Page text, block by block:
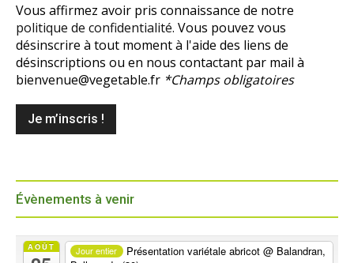
Vous affirmez avoir pris connaissance de notre
politique de confidentialité. Vous pouvez vous
désinscrire à tout moment à l'aide des liens de
désinscriptions ou en nous contactant par mail à
bienvenue@vegetable.fr *Champs obligatoires
Évènements à venir
AOÛT Jour entier Présentation variétale abricot@ Balandran,